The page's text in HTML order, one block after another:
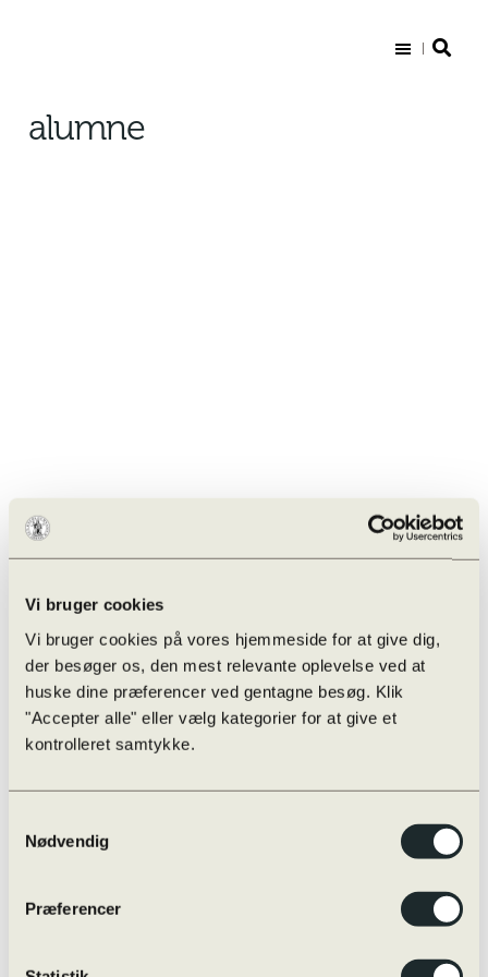
Vi bruger cookies
Vi bruger cookies på vores hjemmeside for at give dig,
der besøger os, den mest relevante oplevelse ved at
huske dine præferencer ved gentagne besøg. Klik
"Accepter alle" eller vælg kategorier for at give et
kontrolleret samtykke.
Nødvendig
Præferencer
alumne
Sct. Knuds Gymnasiums alumne, Steen